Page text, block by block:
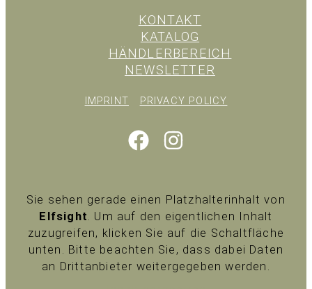
KONTAKT
KATALOG
HÄNDLERBEREICH
NEWSLETTER
IMPRINT PRIVACY POLICY
Sie sehen gerade einen Platzhalterinhalt von
Elfsight. Um auf den eigentlichen Inhalt
zuzugreifen, klicken Sie auf die Schaltfläche
unten. Bitte beachten Sie, dass dabei Daten
an Drittanbieter weitergegeben werden.